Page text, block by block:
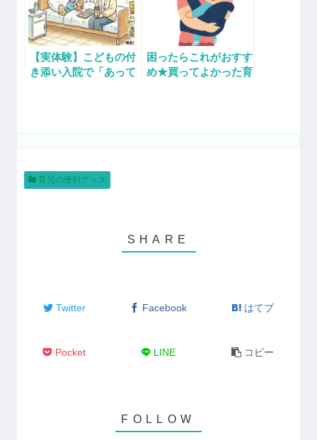
【実体験】こどもの付
き添い入院で「あって
困ったらこれがおすす
め★買ってよかった育
育児の便利グッズ
Twitter Facebook はてブ
Pocket LINE コピー